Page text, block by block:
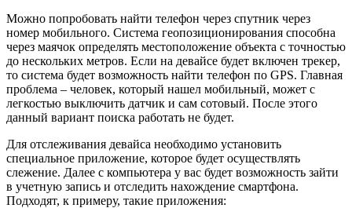
Можно попробовать найти телефон через спутник через
номер мобильного. Система геопозиционирования способна
через маячок определять местоположение объекта с точностью
до нескольких метров. Если на девайсе будет включен трекер,
то система будет возможность найти телефон по GPS. Главная
проблема – человек, который нашел мобильный, может с
легкостью выключить датчик и сам сотовый. После этого
данный вариант поиска работать не будет.
Для отслеживания девайса необходимо установить
специальное приложение, которое будет осуществлять
слежение. Далее с компьютера у вас будет возможность зайти
в учетную запись и отследить нахождение смартфона.
Подходят, к примеру, такие приложения: